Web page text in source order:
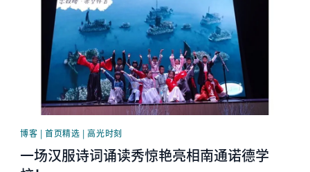
博客 | 首页精选 | 高光时刻
一场汉服诗词诵读秀惊艳亮相南通诺德学